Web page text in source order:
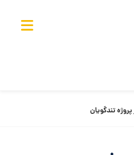
پروژه تندگویان